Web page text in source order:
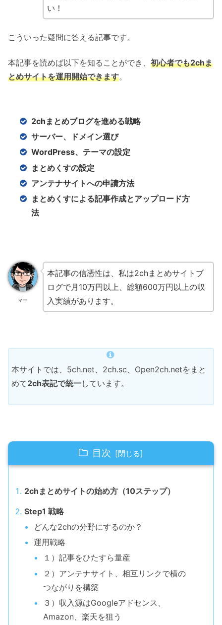
い！
こういった疑問に答える記事です。
本記事を読めば以下を知ることができ、 初心者でも2chま
とめサイトを運用開始できます。
2chまとめブログを進める戦略
サーバー、ドメイン選び
WordPress、テーマの設定
まとめくすの設定
アンテナサイトへの申請方法
まとめくすによる記事作成とアップロード方
法
マー
本記事の信憑性は、私は2chまとめサイトブ
ログで月10万円以上、総額600万円以上の収
入実績があります。
本サイトでは、5ch.net、2ch.sc、Open2ch.netをまと
めて2ch表記で統一しています。
目次
2chまとめサイトの始め方（10ステップ）
Step1 戦略
どんな2chの分野にするのか？
運用戦略
１）記事をひたすら量産
２）アンテナサイト、相互リンクで横の
つながりを構築
３）収入源はGoogleアドセンス、
Amazon、楽天を狙う